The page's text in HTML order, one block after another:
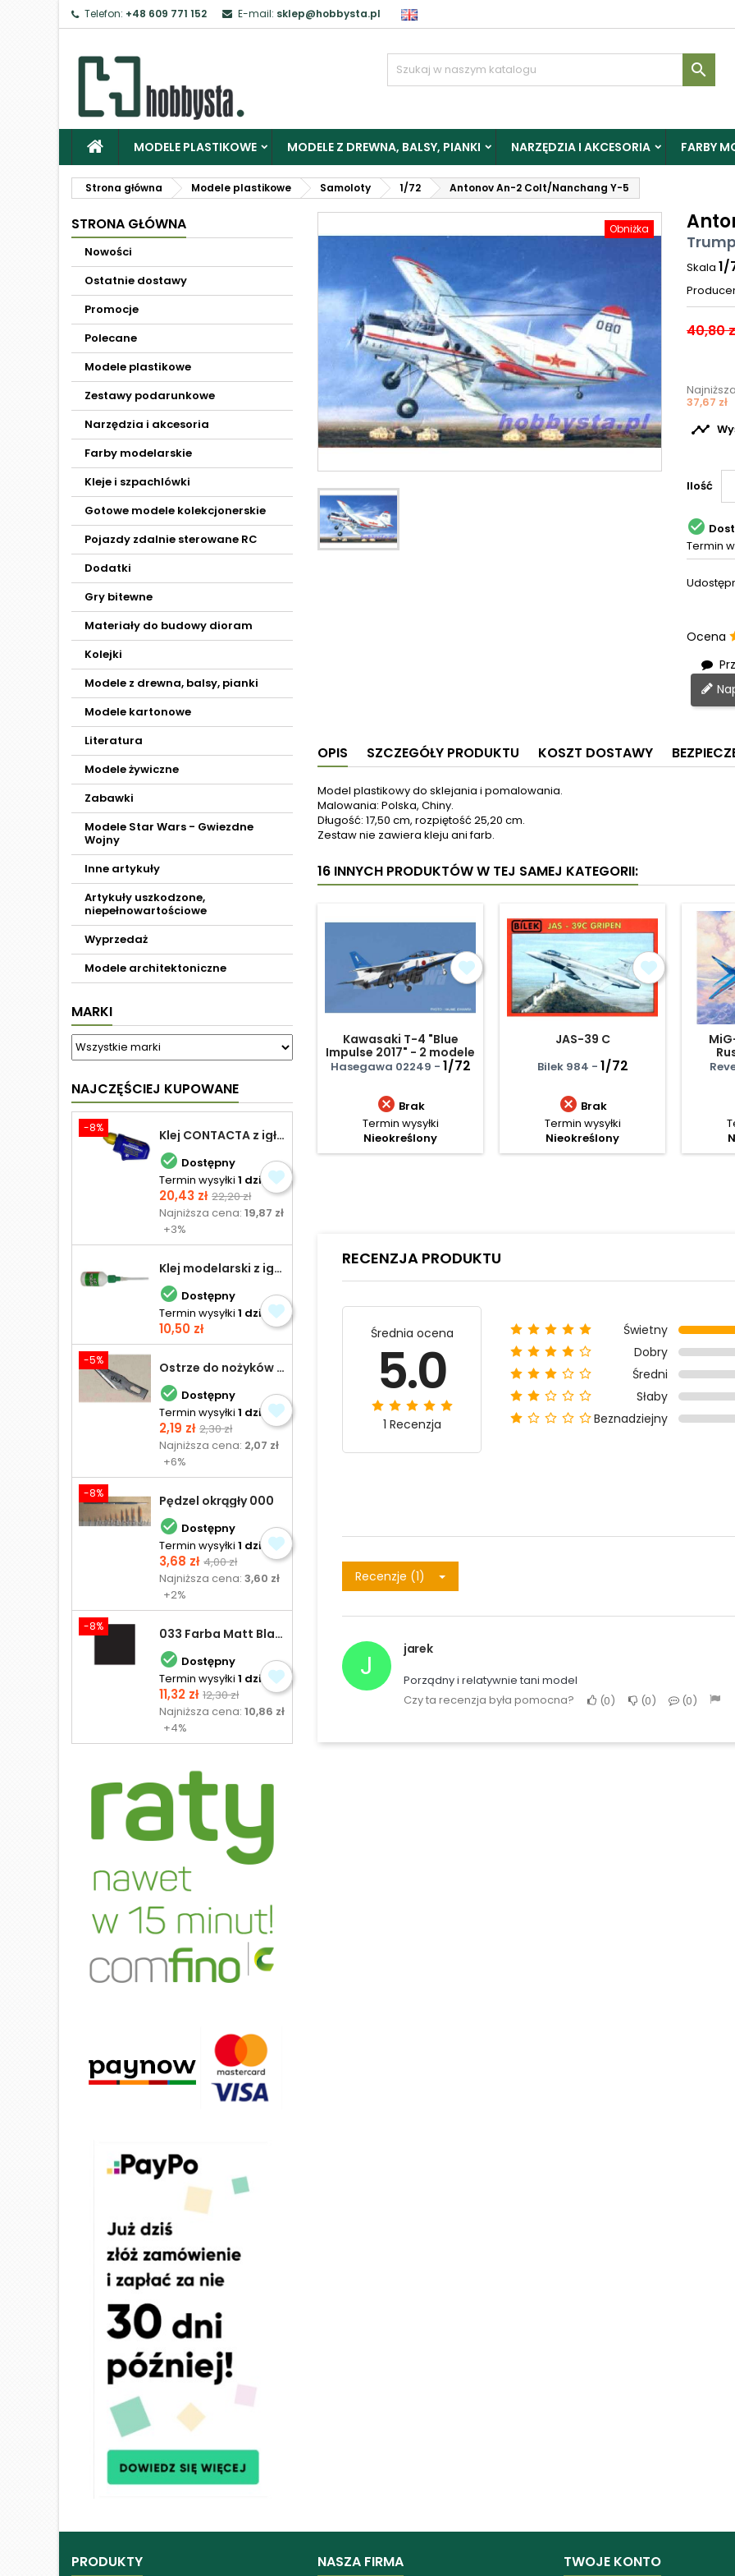
Telefon: +48 609 771 152 E-mail: sklep@hobbysta.pl

MODELE PLASTIKOWE MODELE Z DREWNA, BALSY, PIANKI NARZĘDZIA I AKCESORIA FARBY
Strona główna Modele plastikowe Samoloty 1/72 Antonov An-2 Colt/Nanchang Y-5
STRONA GŁÓWNA
Nowości
Ostatnie dostawy
Promocje
Polecane
Modele plastikowe
Zestawy podarunkowe
Narzędzia i akcesoria
Farby modelarskie
Kleje i szpachlówki
Gotowe modele kolekcjonerskie
Pojazdy zdalnie sterowane RC
Dodatki
Gry bitewne
Materiały do budowy dioram
Kolejki
Modele z drewna, balsy, pianki
Modele kartonowe
Literatura
Modele żywiczne
Zabawki
Modele Star Wars - Gwiezdne
Wojny
Inne artykuły
Artykuły uszkodzone,
niepełnowartościowe
Wyprzedaż
Modele architektoniczne
MARKI
NAJCZĘŚCIEJ KUPOWANE
-8% Klej CONTACTA z igłą do plastiku 25,0 g
 Dostępny
Termin wysyłki 1 dzień
Cena
20,43 zł Cena
podstawowa
22,20 zł
Najniższa cena:19,87 zł
+3%
Klej modelarski z igłą 30 ml
 Dostępny
Termin wysyłki 1 dzień
Cena
10,50 zł
-5% Ostrze do nożyków Excel
 Dostępny
Termin wysyłki 1 dzień
Cena
2,19 zł Cena
podstawowa
2,30 zł
Najniższa cena: 2,07 zł
+6%
-8% Pędzel okrągły 000
 Dostępny
Termin wysyłki 1 dzień
Cena
3,68 zł Cena
podstawowa
4,00 zł
Najniższa cena:3,60 zł
+2%
-8% 033 Farba Matt Black - olejna
 Dostępny
Termin wysyłki 1 dzień
Cena
11,32 zł Cena
podstawowa
12,30 zł
Najniższa cena:10,86 zł
+4%
Obniżka
Skala 1/
40,80
37,67 zł

Ilość

Termin
Ocena
OPIS SZCZEGÓŁY PRODUKTU KOSZT DOSTAWY
Model plastikowy do sklejania i pomalowania.
Malowania: Polska, Chiny.
Długość: 17,50 cm, rozpiętość 25,20 cm.
Zestaw nie zawiera kleju ani farb.
16 INNYCH PRODUKTÓW W TEJ SAMEJ KATEGORII:
Kawasaki T-4 "Blue
Impulse 2017" - 2 modele
Hasegawa 02249 - 1/72
 Brak
Termin wysyłki
Nieokreślony
JAS-39 C
Bilek 984 - 1/72
 Brak
Termin wysyłki
Nieokreślony
RECENZJA PRODUKTU
Średnia ocena
5.0
1 Recenzja
Świetny
Dobry
Średni
Słaby
Beznadziejny
Recenzje (1)
J jarek
Porządny i relatywnie tani model
Czy ta recenzja była pomocna?
0 0 0
PRODUKTY NASZA FIRMA TWOJE KONTO